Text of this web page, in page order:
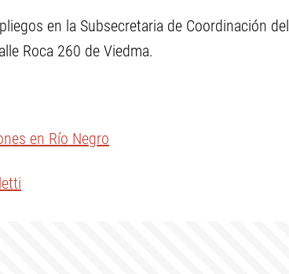
en la Subsecretaria de Coordinación del
Roca 260 de Viedma.
en Río Negro